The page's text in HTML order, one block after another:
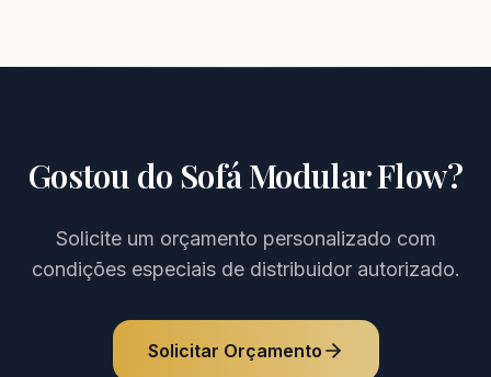
Gostou do Sofá Modular Flow?
Solicite um orçamento personalizado com
condições especiais de distribuidor autorizado.
Solicitar Orçamento